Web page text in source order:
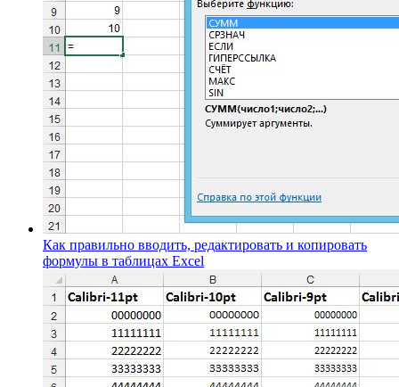
Как правильно вводить, редактировать и копировать
формулы в таблицах Excel